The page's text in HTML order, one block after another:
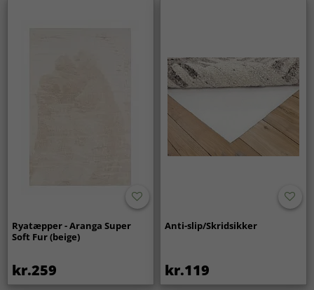
Ryatæpper - Aranga Super
Soft Fur (beige)
kr.259
Anti-slip/Skridsikker
kr.119